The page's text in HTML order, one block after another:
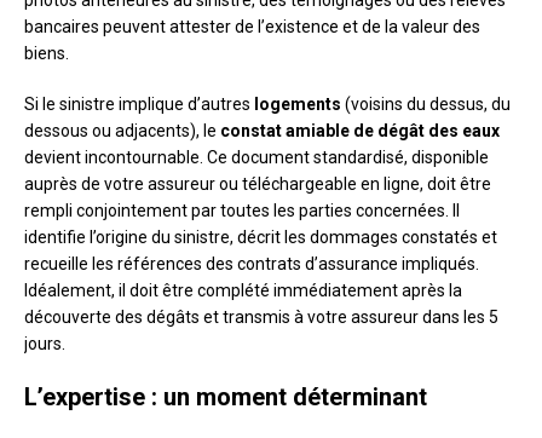
bancaires peuvent attester de l’existence et de la valeur des
biens.
Si le sinistre implique d’autres logements (voisins du dessus, du
dessous ou adjacents), le constat amiable de dégât des eaux
devient incontournable. Ce document standardisé, disponible
auprès de votre assureur ou téléchargeable en ligne, doit être
rempli conjointement par toutes les parties concernées. Il
identifie l’origine du sinistre, décrit les dommages constatés et
recueille les références des contrats d’assurance impliqués.
Idéalement, il doit être complété immédiatement après la
découverte des dégâts et transmis à votre assureur dans les 5
jours.
L’expertise : un moment déterminant